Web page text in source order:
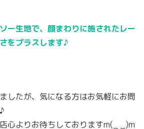
ー生地で、顔まわりに施されたレー
をプラスします♪
したが、気になる方はお気軽にお問
心よりお待ちしておりますm(_ _)m